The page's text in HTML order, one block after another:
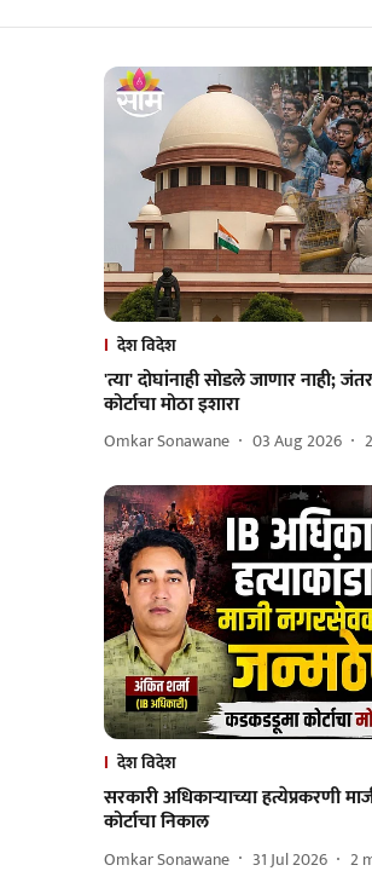
देश विदेश
'त्या' दोघांनाही सोडले जाणार नाही;
कोर्टाचा मोठा इशारा
Omkar Sonawane 03 Aug 2026 2
देश विदेश
सरकारी अधिकाऱ्याच्या हत्येप्रकरणी
कोर्टाचा निकाल
Omkar Sonawane 31 Jul 2026 2